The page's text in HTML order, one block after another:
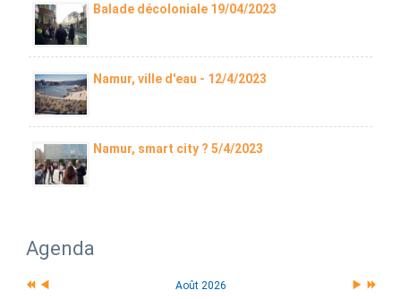
Balade décoloniale 19/04/2023
Namur, ville d'eau - 12/4/2023
Namur, smart city ? 5/4/2023
Agenda
Août 2026